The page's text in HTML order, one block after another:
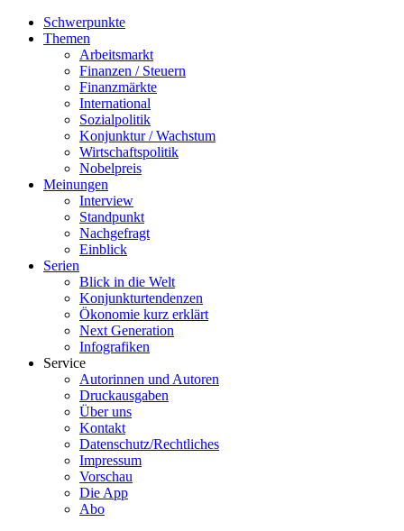
Schwerpunkte
Themen
Arbeitsmarkt
Finanzen / Steuern
Finanzmärkte
International
Sozialpolitik
Konjunktur / Wachstum
Wirtschaftspolitik
Nobelpreis
Meinungen
Interview
Standpunkt
Nachgefragt
Einblick
Serien
Blick in die Welt
Konjunkturtendenzen
Ökonomie kurz erklärt
Next Generation
Infografiken
Service
Autorinnen und Autoren
Druckausgaben
Über uns
Kontakt
Datenschutz/Rechtliches
Impressum
Vorschau
Die App
Abo